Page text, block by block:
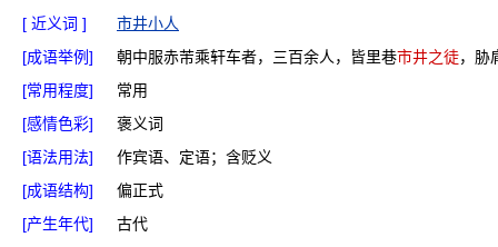
[ 近义词 ]
市井小人
[成语举例]
朝中服赤芾乘轩车者，三百余人，皆里巷市井之徒，胁
[常用程度]
常用
[感情色彩]
褒义词
[语法用法]
作宾语、定语；含贬义
[成语结构]
偏正式
[产生年代]
古代